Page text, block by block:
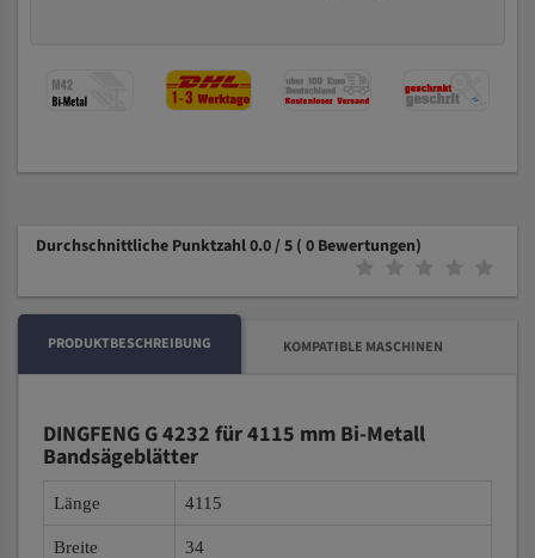
Durchschnittliche Punktzahl 0.0 / 5 ( 0 Bewertungen)
PRODUKTBESCHREIBUNG KOMPATIBLE MASCHINEN
DINGFENG G 4232 für 4115 mm Bi-Metall
Bandsägeblätter
Länge 4115
Breite 34